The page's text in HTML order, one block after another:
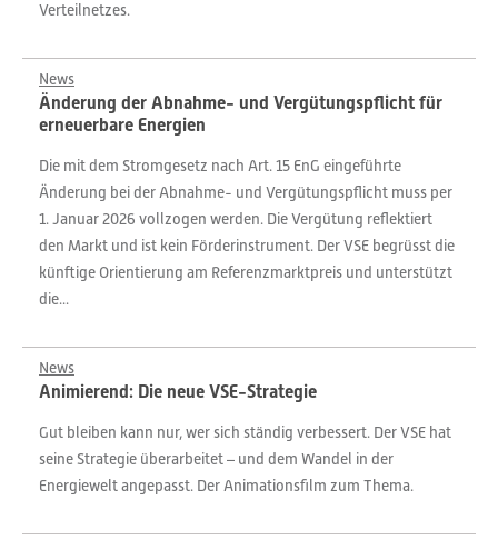
Verteilnetzes.
News
Änderung der Abnahme- und Vergütungspflicht für
erneuerbare Energien
Die mit dem Stromgesetz nach Art. 15 EnG eingeführte
Änderung bei der Abnahme- und Vergütungspflicht muss per
1. Januar 2026 vollzogen werden. Die Vergütung reflektiert
den Markt und ist kein Förderinstrument. Der VSE begrüsst die
künftige Orientierung am Referenzmarktpreis und unterstützt
die...
News
Animierend: Die neue VSE-Strategie
Gut bleiben kann nur, wer sich ständig verbessert. Der VSE hat
seine Strategie überarbeitet – und dem Wandel in der
Energiewelt angepasst. Der Animationsfilm zum Thema.